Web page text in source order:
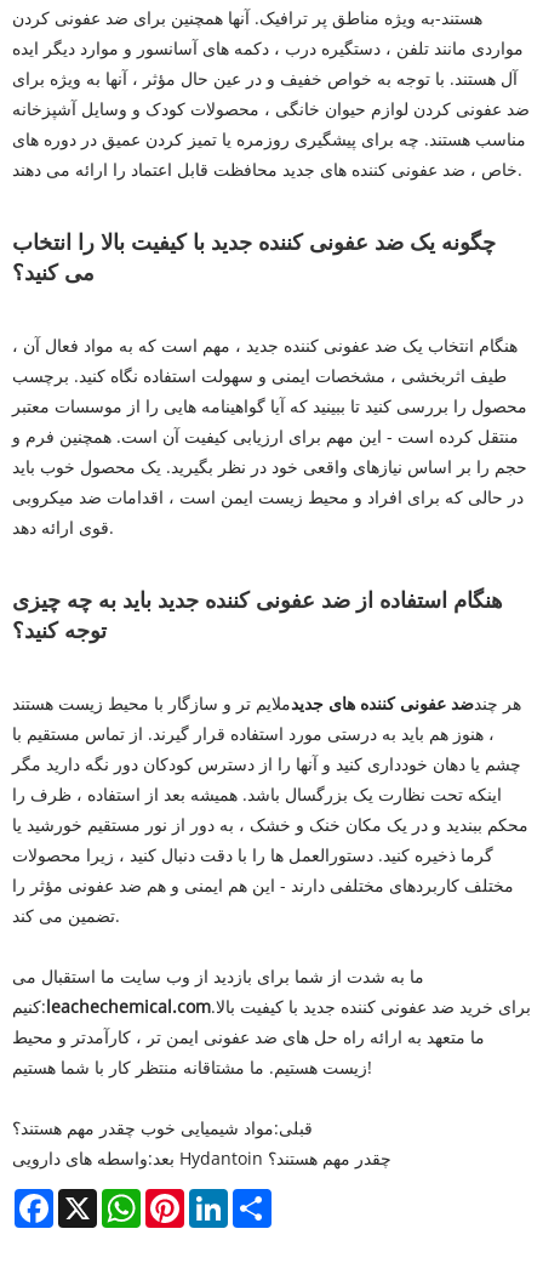
هستند-به ویژه مناطق پر ترافیک. آنها همچنین برای ضد عفونی کردن
مواردی مانند تلفن ، دستگیره درب ، دکمه های آسانسور و موارد دیگر ایده
آل هستند. با توجه به خواص خفیف و در عین حال مؤثر ، آنها به ویژه برای
ضد عفونی کردن لوازم حیوان خانگی ، محصولات کودک و وسایل آشپزخانه
مناسب هستند. چه برای پیشگیری روزمره یا تمیز کردن عمیق در دوره های
خاص ، ضد عفونی کننده های جدید محافظت قابل اعتماد را ارائه می دهند.
چگونه یک ضد عفونی کننده جدید با کیفیت بالا را انتخاب
می کنید؟
هنگام انتخاب یک ضد عفونی کننده جدید ، مهم است که به مواد فعال آن ،
طیف اثربخشی ، مشخصات ایمنی و سهولت استفاده نگاه کنید. برچسب
محصول را بررسی کنید تا ببینید که آیا گواهینامه هایی را از موسسات معتبر
منتقل کرده است - این مهم برای ارزیابی کیفیت آن است. همچنین فرم و
حجم را بر اساس نیازهای واقعی خود در نظر بگیرید. یک محصول خوب باید
در حالی که برای افراد و محیط زیست ایمن است ، اقدامات ضد میکروبی
قوی ارائه دهد.
هنگام استفاده از ضد عفونی کننده جدید باید به چه چیزی
توجه کنید؟
هر چندضد عفونی کننده های جدیدملایم تر و سازگار با محیط زیست هستند
، هنوز هم باید به درستی مورد استفاده قرار گیرند. از تماس مستقیم با
چشم یا دهان خودداری کنید و آنها را از دسترس کودکان دور نگه دارید مگر
اینکه تحت نظارت یک بزرگسال باشد. همیشه بعد از استفاده ، ظرف را
محکم ببندید و در یک مکان خنک و خشک ، به دور از نور مستقیم خورشید یا
گرما ذخیره کنید. دستورالعمل ها را با دقت دنبال کنید ، زیرا محصولات
مختلف کاربردهای مختلفی دارند - این هم ایمنی و هم ضد عفونی مؤثر را
تضمین می کند.
ما به شدت از شما برای بازدید از وب سایت ما استقبال می
کنیم:leachechemical.comبرای خرید ضد عفونی کننده جدید با کیفیت بالا.
ما متعهد به ارائه راه حل های ضد عفونی ایمن تر ، کارآمدتر و محیط
زیست هستیم. ما مشتاقانه منتظر کار با شما هستیم!
قبلی:مواد شیمیایی خوب چقدر مهم هستند؟
بعد:
واسطه های دارویی Hydantoin چقدر مهم هستند؟
Facebook
X WhatsAppPinterestLinkedIn